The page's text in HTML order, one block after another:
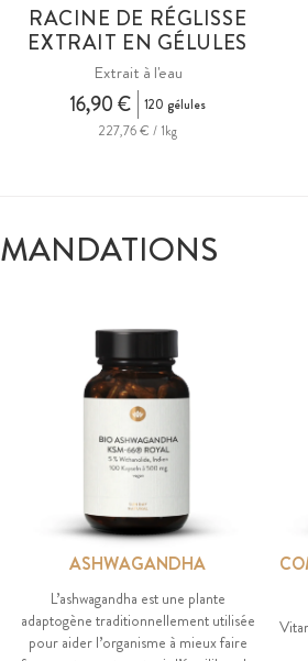
RACINE DE RÉGLISSE
EXTRAIT EN GÉLULES
Extrait à l'eau
16,90 €
120 gélules
227,76 € / 1kg
ASHWAGANDHA
L’ashwagandha est une plante
adaptogène traditionnellement utilisée
pour aider l’organisme à mieux faire